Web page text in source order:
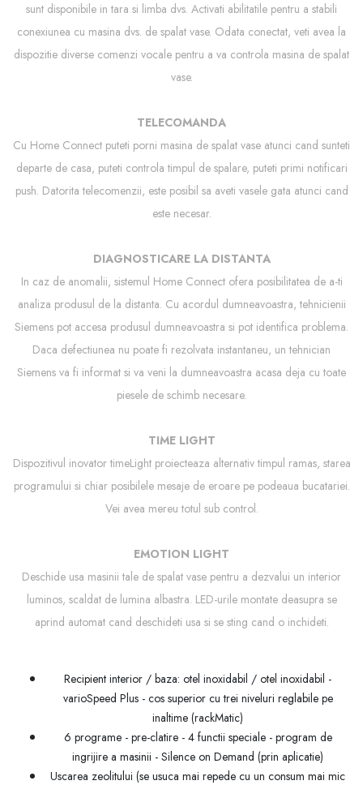
sunt disponibile in tara si limba dvs. Activati abilitatile pentru a stabili
conexiunea cu masina dvs. de spalat vase. Odata conectat, veti avea la
dispozitie diverse comenzi vocale pentru a va controla masina de spalat
vase.
TELECOMANDA
Cu Home Connect puteti porni masina de spalat vase atunci cand sunteti
departe de casa, puteti controla timpul de spalare, puteti primi notificari
push. Datorita telecomenzii, este posibil sa aveti vasele gata atunci cand
este necesar.
DIAGNOSTICARE LA DISTANTA
In caz de anomalii, sistemul Home Connect ofera posibilitatea de a-ti
analiza produsul de la distanta. Cu acordul dumneavoastra, tehnicienii
Siemens pot accesa produsul dumneavoastra si pot identifica problema.
Daca defectiunea nu poate fi rezolvata instantaneu, un tehnician
Siemens va fi informat si va veni la dumneavoastra acasa deja cu toate
piesele de schimb necesare.
TIME LIGHT
Dispozitivul inovator timeLight proiecteaza alternativ timpul ramas, starea
programului si chiar posibilele mesaje de eroare pe podeaua bucatariei.
Vei avea mereu totul sub control.
EMOTION LIGHT
Deschide usa masinii tale de spalat vase pentru a dezvalui un interior
luminos, scaldat de lumina albastra. LED-urile montate deasupra se
aprind automat cand deschideti usa si se sting cand o inchideti.
Recipient interior / baza: otel inoxidabil / otel inoxidabil -
varioSpeed ​​​​Plus - cos superior cu trei niveluri reglabile pe
inaltime (rackMatic)
6 programe - pre-clatire - 4 functii speciale - program de
ingrijire a masinii - Silence on Demand (prin aplicatie)
Uscarea zeolitului (se usuca mai repede cu un consum mai mic